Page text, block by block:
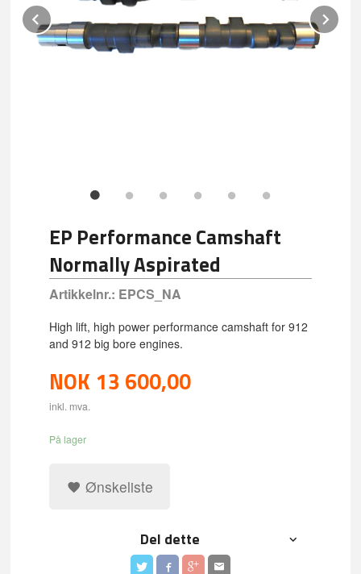
Prev
EP Performance Camshaft
Normally Aspirated
Artikkelnr.: EPCS_NA
High lift, high power performance camshaft for 912
and 912 big bore engines.
NOK 13 600,00
inkl. mva.
På lager
Ønskeliste
Del dette